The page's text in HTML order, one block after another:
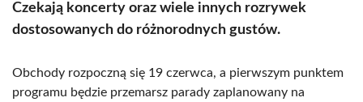
Czekają koncerty oraz wiele innych rozrywek
dostosowanych do różnorodnych gustów.
Obchody rozpoczną się 19 czerwca, a pierwszym punktem
programu będzie przemarsz parady zaplanowany na